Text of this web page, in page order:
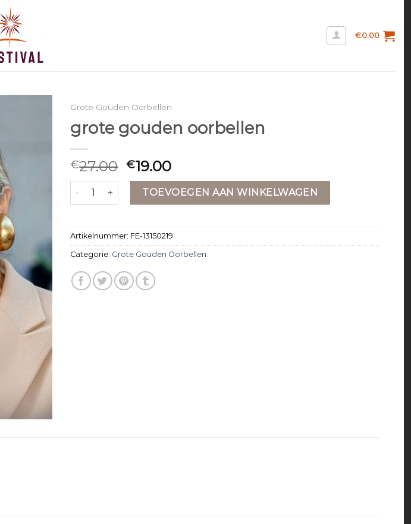
€0.00
Grote Gouden Oorbellen
grote gouden oorbellen
€27.00 €19.00
grote gouden oorbellen aantalTOEVOEGEN AAN WINKELWAGEN
Artikelnummer: FE-13150219
Categorie: Grote Gouden Oorbellen